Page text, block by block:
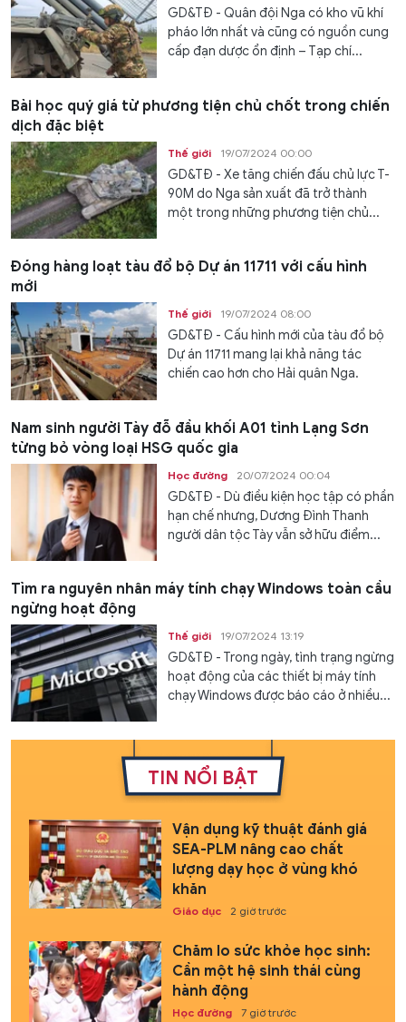
GD&TĐ - Quân đội Nga có kho vũ khí
pháo lớn nhất và cũng có nguồn cung
cấp đạn dược ổn định – Tạp chí...
Bài học quý giá từ phương tiện chủ chốt trong chiến
dịch đặc biệt
Thế giới 19/07/2024 00:00
GD&TĐ - Xe tăng chiến đấu chủ lực T-
90M do Nga sản xuất đã trở thành
một trong những phương tiện chủ...
Đóng hàng loạt tàu đổ bộ Dự án 11711 với cấu hình
mới
Thế giới 19/07/2024 08:00
GD&TĐ - Cấu hình mới của tàu đổ bộ
Dự án 11711 mang lại khả năng tác
chiến cao hơn cho Hải quân Nga.
Nam sinh người Tày đỗ đầu khối A01 tỉnh Lạng Sơn
từng bỏ vòng loại HSG quốc gia
Học đường 20/07/2024 00:04
GD&TĐ - Dù điều kiện học tập có phần
hạn chế nhưng, Dương Đình Thanh
người dân tộc Tày vẫn sở hữu điểm...
Tìm ra nguyên nhân máy tính chạy Windows toàn cầu
ngừng hoạt động
Thế giới 19/07/2024 13:19
GD&TĐ - Trong ngày, tình trạng ngừng
hoạt động của các thiết bị máy tính
chạy Windows được báo cáo ở nhiều...
TIN NỔI BẬT
Vận dụng kỹ thuật đánh giá
SEA-PLM nâng cao chất
lượng dạy học ở vùng khó
khăn
Giáo dục 2 giờ trước
Chăm lo sức khỏe học sinh:
Cần một hệ sinh thái cùng
hành động
Học đường 7 giờ trước